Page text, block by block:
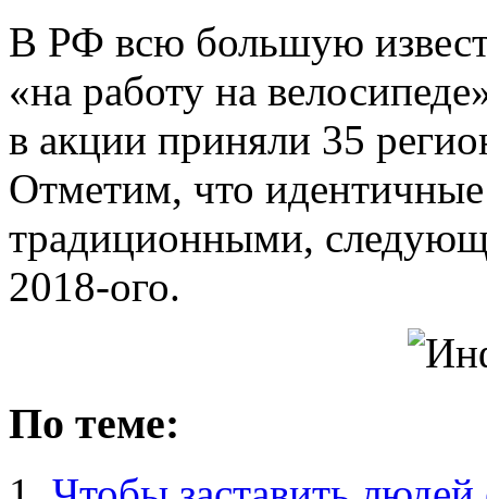
В РФ всю большую
«на работу на
в акции приняли 35
Отметим, что
традиционными,
2018-ого.
По теме: